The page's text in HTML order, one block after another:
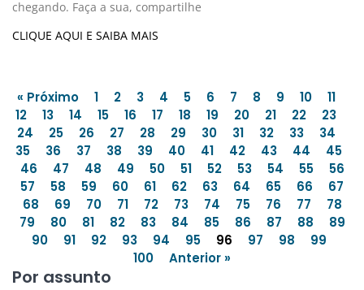
chegando. Faça a sua, compartilhe
CLIQUE AQUI E SAIBA MAIS
« Próximo 1 2 3 4 5 6 7 8 9 10
11
12
13 14 15 16 17 18 19 20 21 22
23
24
25 26 27 28 29 30 31 32 33
34
35
36 37 38 39 40 41 42 43 44
45
46
47 48 49 50 51 52 53 54 55
56
57
58 59 60 61 62 63 64 65 66
67
68
69 70 71 72 73 74 75 76 77
78
79
80 81 82 83 84 85 86 87 88
89
90
91 92 93 94 95 96 97 98
99
100
Anterior »
Por assunto